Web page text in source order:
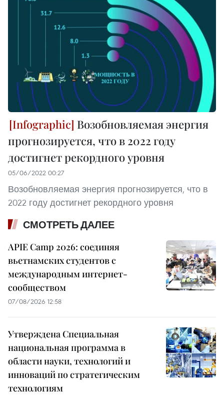
Возобновляемая энергия
прогнозируется, что в 2022 году
достигнет рекордного уровня
05/06/2022 00:27
Возобновляемая энергия прогнозируется, что в
2022 году достигнет рекордного уровня
СМОТРЕТЬ ДАЛЕЕ
APIE Camp 2026: соединяя
вьетнамских студентов с
международным интернет-
сообществом
07/08/2026 12:58
Утверждена Специальная
национальная программа в
области науки, технологий и
инноваций по стратегическим
технологиям